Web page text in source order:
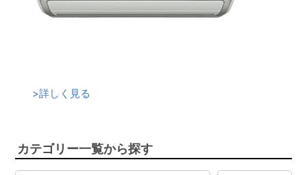
>詳しく見る
カテゴリー一覧から探す